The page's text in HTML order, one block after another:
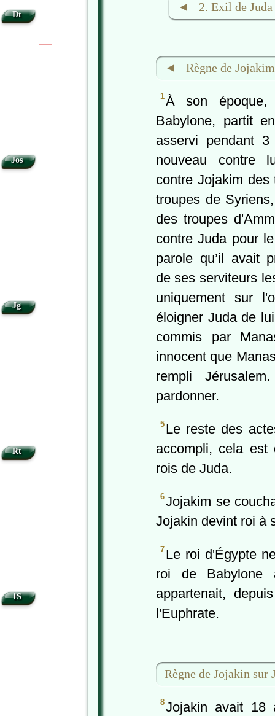
◄ 2. Exil de
◄ Règne de Jojakim
1À son époque,
Babylone, partit
asservi pendant
nouveau contre
contre Jojakim
troupes de
des troupes
contre Juda pour
parole qu’il avait
de ses serviteurs
uniquement sur
éloigner Juda de
commis par
innocent que
rempli
pardonner.
5 Le reste des
accompli, cela est
rois de Juda.
6Jojakim se
Jojakin devint roi à
7 Le roi d'Égypte
roi de
appartenait,
l'Euphrate.
Règne de Jojakin sur
8Jojakin avait 18
Dt
Jos
Jg
Rt
1S